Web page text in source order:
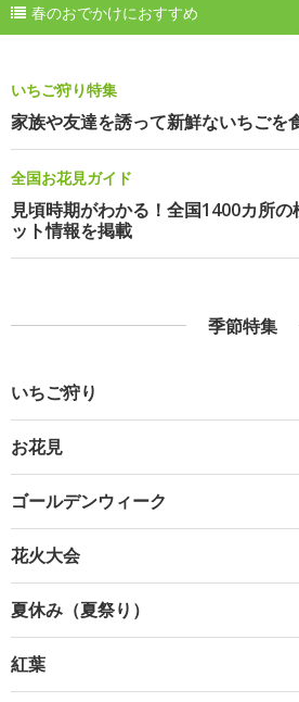
春のおでかけにおすすめ
いちご狩り特集
家族や友達を誘って新鮮ないちごを
全国お花見ガイド
見頃時期がわかる！全国1400カ所
ット情報を掲載
季節特集
いちご狩り
お花見
ゴールデンウィーク
花火大会
夏休み（夏祭り）
紅葉